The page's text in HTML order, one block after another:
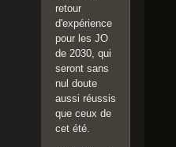
retour
d'expérience
pour les JO
de 2030, qui
seront sans
nul doute
aussi réussis
que ceux de
cet été.